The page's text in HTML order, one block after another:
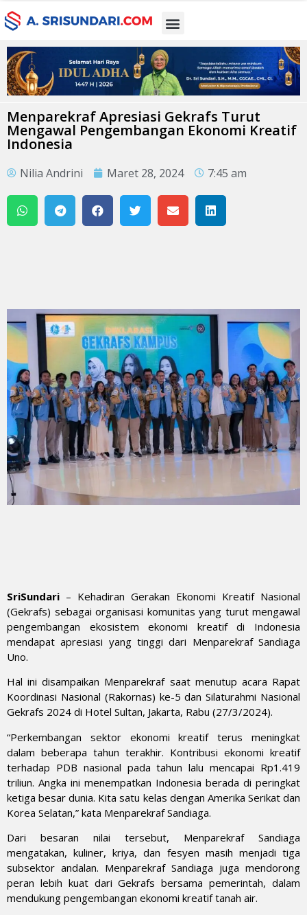
Menparekraf Apresiasi Gekrafs Turut
Mengawal Pengembangan Ekonomi Kreatif
Indonesia
Nilia Andrini Maret 28, 2024 7:45 am
SriSundari – Kehadiran Gerakan Ekonomi Kreatif Nasional
(Gekrafs) sebagai organisasi komunitas yang turut mengawal
pengembangan ekosistem ekonomi kreatif di Indonesia
mendapat apresiasi yang tinggi dari Menparekraf Sandiaga
Uno.
Hal ini disampaikan Menparekraf saat menutup acara Rapat
Koordinasi Nasional (Rakornas) ke-5 dan Silaturahmi Nasional
Gekrafs 2024 di Hotel Sultan, Jakarta, Rabu (27/3/2024).
“Perkembangan sektor ekonomi kreatif terus meningkat
dalam beberapa tahun terakhir. Kontribusi ekonomi kreatif
terhadap PDB nasional pada tahun lalu mencapai Rp1.419
triliun. Angka ini menempatkan Indonesia berada di peringkat
ketiga besar dunia. Kita satu kelas dengan Amerika Serikat dan
Korea Selatan,” kata Menparekraf Sandiaga.
Dari besaran nilai tersebut, Menparekraf Sandiaga
mengatakan, kuliner, kriya, dan fesyen masih menjadi tiga
subsektor andalan. Menparekraf Sandiaga juga mendorong
peran lebih kuat dari Gekrafs bersama pemerintah, dalam
mendukung pengembangan ekonomi kreatif tanah air.